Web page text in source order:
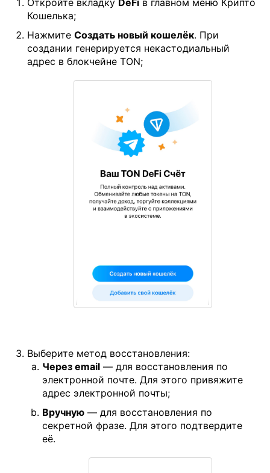
Кошелька;
Нажмите Создать новый кошелёк. При
создании генерируется некастодиальный
адрес в блокчейне TON;
Выберите метод восстановления:
Через email — для восстановления по
электронной почте. Для этого привяжите
адрес электронной почты;
Вручную — для восстановления по
секретной фразе. Для этого подтвердите
её.